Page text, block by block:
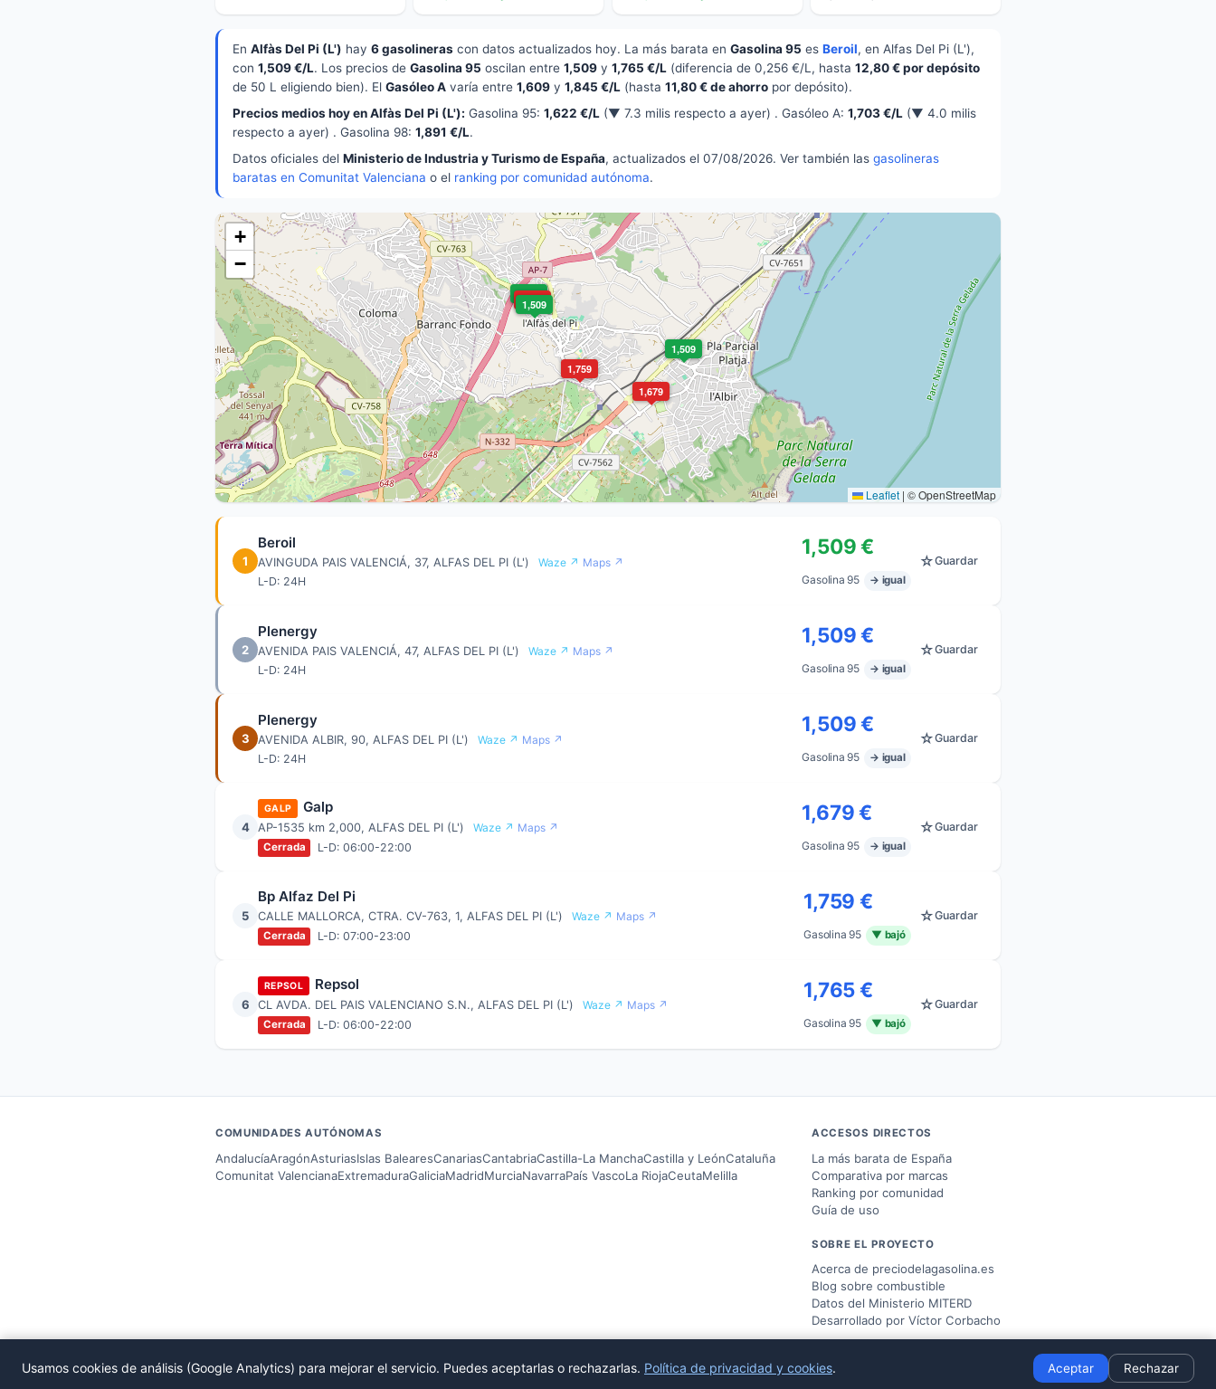
En Alfàs Del Pi (L') hay 6 gasolineras con datos actualizados hoy. La más barata en Gasolina 95 es Beroil, en Alfas Del Pi (L'),
con 1,509 €/L. Los precios de Gasolina 95 oscilan entre 1,509 y 1,765 €/L (diferencia de 0,256 €/L, hasta 12,80 € por depósito
de 50 L eligiendo bien). El Gasóleo A varía entre 1,609 y 1,845 €/L (hasta 11,80 € de ahorro por depósito).
Precios medios hoy en Alfàs Del Pi (L'): Gasolina 95: 1,622 €/L (▼ 7.3 milis respecto a ayer) . Gasóleo A: 1,703 €/L (▼ 4.0 milis
respecto a ayer) . Gasolina 98: 1,891 €/L.
Datos oficiales del Ministerio de Industria y Turismo de España, actualizados el 07/08/2026. Ver también las gasolineras
baratas en Comunitat Valenciana o el ranking por comunidad autónoma.
1,509
1,509
1,509
1,679
1,759
1,765
+
−
Leaflet | © OpenStreetMap
1
Beroil
AVINGUDA PAIS VALENCIÁ, 37, ALFAS DEL PI (L') Waze ↗ Maps ↗
L-D: 24H
1,509 €
Gasolina 95 → igual
☆Guardar
2
Plenergy
AVENIDA PAIS VALENCIÁ, 47, ALFAS DEL PI (L') Waze ↗ Maps ↗
L-D: 24H
1,509 €
Gasolina 95 → igual
☆Guardar
3
Plenergy
AVENIDA ALBIR, 90, ALFAS DEL PI (L') Waze ↗ Maps ↗
L-D: 24H
1,509 €
Gasolina 95 → igual
☆Guardar
4
GALP Galp
AP-1535 km 2,000, ALFAS DEL PI (L') Waze ↗ Maps ↗
Cerrada L-D: 06:00-22:00
1,679 €
Gasolina 95 → igual
☆Guardar
5
Bp Alfaz Del Pi
CALLE MALLORCA, CTRA. CV-763, 1, ALFAS DEL PI (L') Waze ↗ Maps ↗
Cerrada L-D: 07:00-23:00
1,759 €
Gasolina 95 ▼ bajó
☆Guardar
6
REPSOL Repsol
CL AVDA. DEL PAIS VALENCIANO S.N., ALFAS DEL PI (L') Waze ↗ Maps ↗
Cerrada L-D: 06:00-22:00
1,765 €
Gasolina 95 ▼ bajó
☆Guardar
COMUNIDADES AUTÓNOMAS
AndalucíaAragónAsturiasIslas BalearesCanariasCantabriaCastilla-La ManchaCastilla y LeónCataluña
Comunitat ValencianaExtremaduraGaliciaMadridMurciaNavarraPaís VascoLa RiojaCeutaMelilla
ACCESOS DIRECTOS
La más barata de España
Comparativa por marcas
Ranking por comunidad
Guía de uso
SOBRE EL PROYECTO
Acerca de preciodelagasolina.es
Blog sobre combustible
Datos del Ministerio MITERD
Desarrollado por Víctor Corbacho
© 2026 preciodelagasolina.es ·Aviso Legal·Política de Privacidad
Usamos cookies de análisis (Google Analytics) para mejorar el servicio. Puedes aceptarlas o rechazarlas. Política de privacidad y cookies. Aceptar Rechazar